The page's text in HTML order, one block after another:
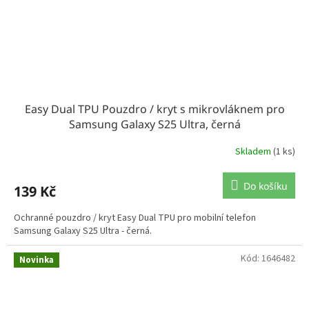
Easy Dual TPU Pouzdro / kryt s mikrovláknem pro
Samsung Galaxy S25 Ultra, černá
Skladem (1 ks)
139 Kč Do košíku
Ochranné pouzdro / kryt Easy Dual TPU pro mobilní telefon
Samsung Galaxy S25 Ultra - černá.
Novinka Kód: 1646482